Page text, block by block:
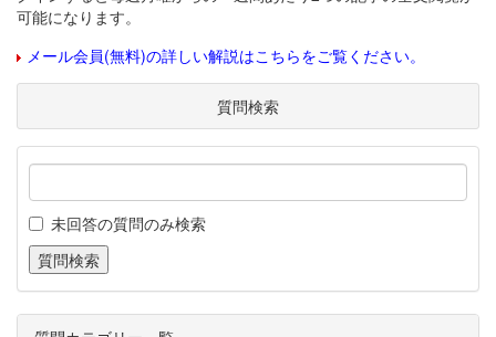
可能になります。
メール会員(無料)の詳しい解説はこちらをご覧ください。
質問検索
未回答の質問のみ検索